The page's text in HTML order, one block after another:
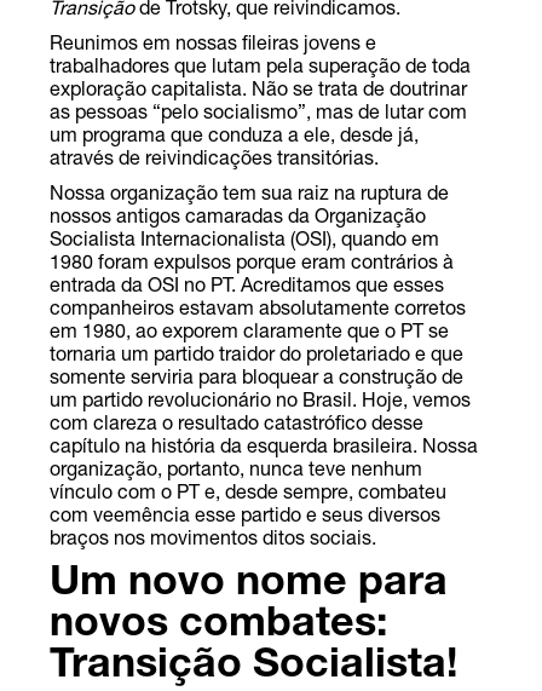
Transiçãode Trotsky, que reivindicamos.
Reunimos em nossas fileiras jovens e
trabalhadores que lutam pela superação de toda
exploração capitalista. Não se trata de doutrinar
as pessoas “pelo socialismo”, mas de lutar com
um programa que conduza a ele, desde já,
através de reivindicações transitórias.
Nossa organização tem sua raiz na ruptura de
nossos antigos camaradas da Organização
Socialista Internacionalista (OSI), quando em
1980 foram expulsos porque eram contrários à
entrada da OSI no PT. Acreditamos que esses
companheiros estavam absolutamente corretos
em 1980, ao exporem claramente que o PT se
tornaria um partido traidor do proletariado e que
somente serviria para bloquear a construção de
um partido revolucionário no Brasil. Hoje, vemos
com clareza o resultado catastrófico desse
capítulo na história da esquerda brasileira. Nossa
organização, portanto, nunca teve nenhum
vínculo com o PT e, desde sempre, combateu
com veemência esse partido e seus diversos
braços nos movimentos ditos sociais.
Um novo nome para
novos combates:
Transição Socialista!